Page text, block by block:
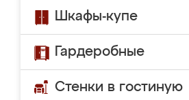
Шкафы-купе
Гардеробные
Стенки в гостиную